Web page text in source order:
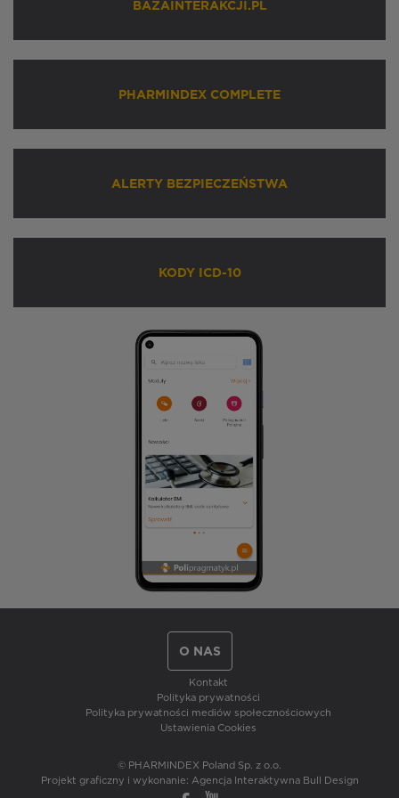
BAZAINTERAKCJI.PL
PHARMINDEX COMPLETE
ALERTY BEZPIECZEŃSTWA
KODY ICD-10
O NAS
Kontakt
Polityka prywatności
Polityka prywatności mediów społecznościowych
Ustawienia Cookies
© PHARMINDEX Poland Sp. z o.o.
Projekt graficzny i wykonanie: Agencja Interaktywna Bull Design